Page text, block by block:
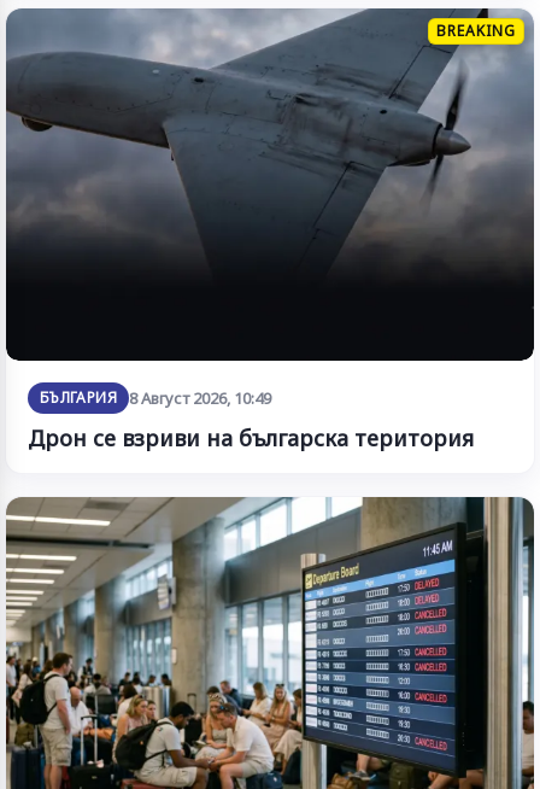
BREAKING
БЪЛГАРИЯ 8 Август 2026, 10:49
Дрон се взриви на българска територия